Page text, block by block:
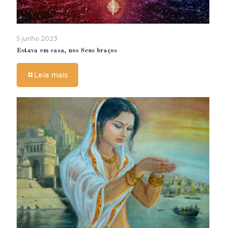
5 junho 2023
Estava em casa, nos Seus braços
Leia mais